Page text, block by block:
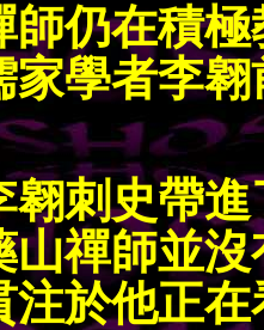
師仍在積
家學者李
翱刺史帶
山禪師並
注於他正